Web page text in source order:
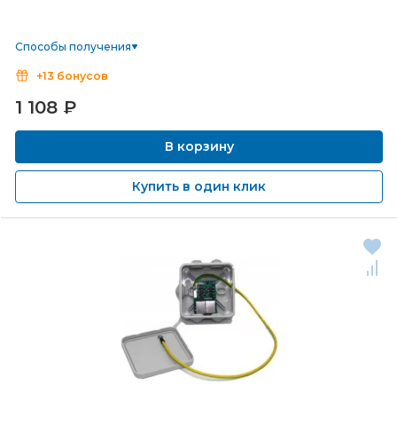
Способы получения
+13 бонусов
1 108 ₽
В корзину
Купить в один клик